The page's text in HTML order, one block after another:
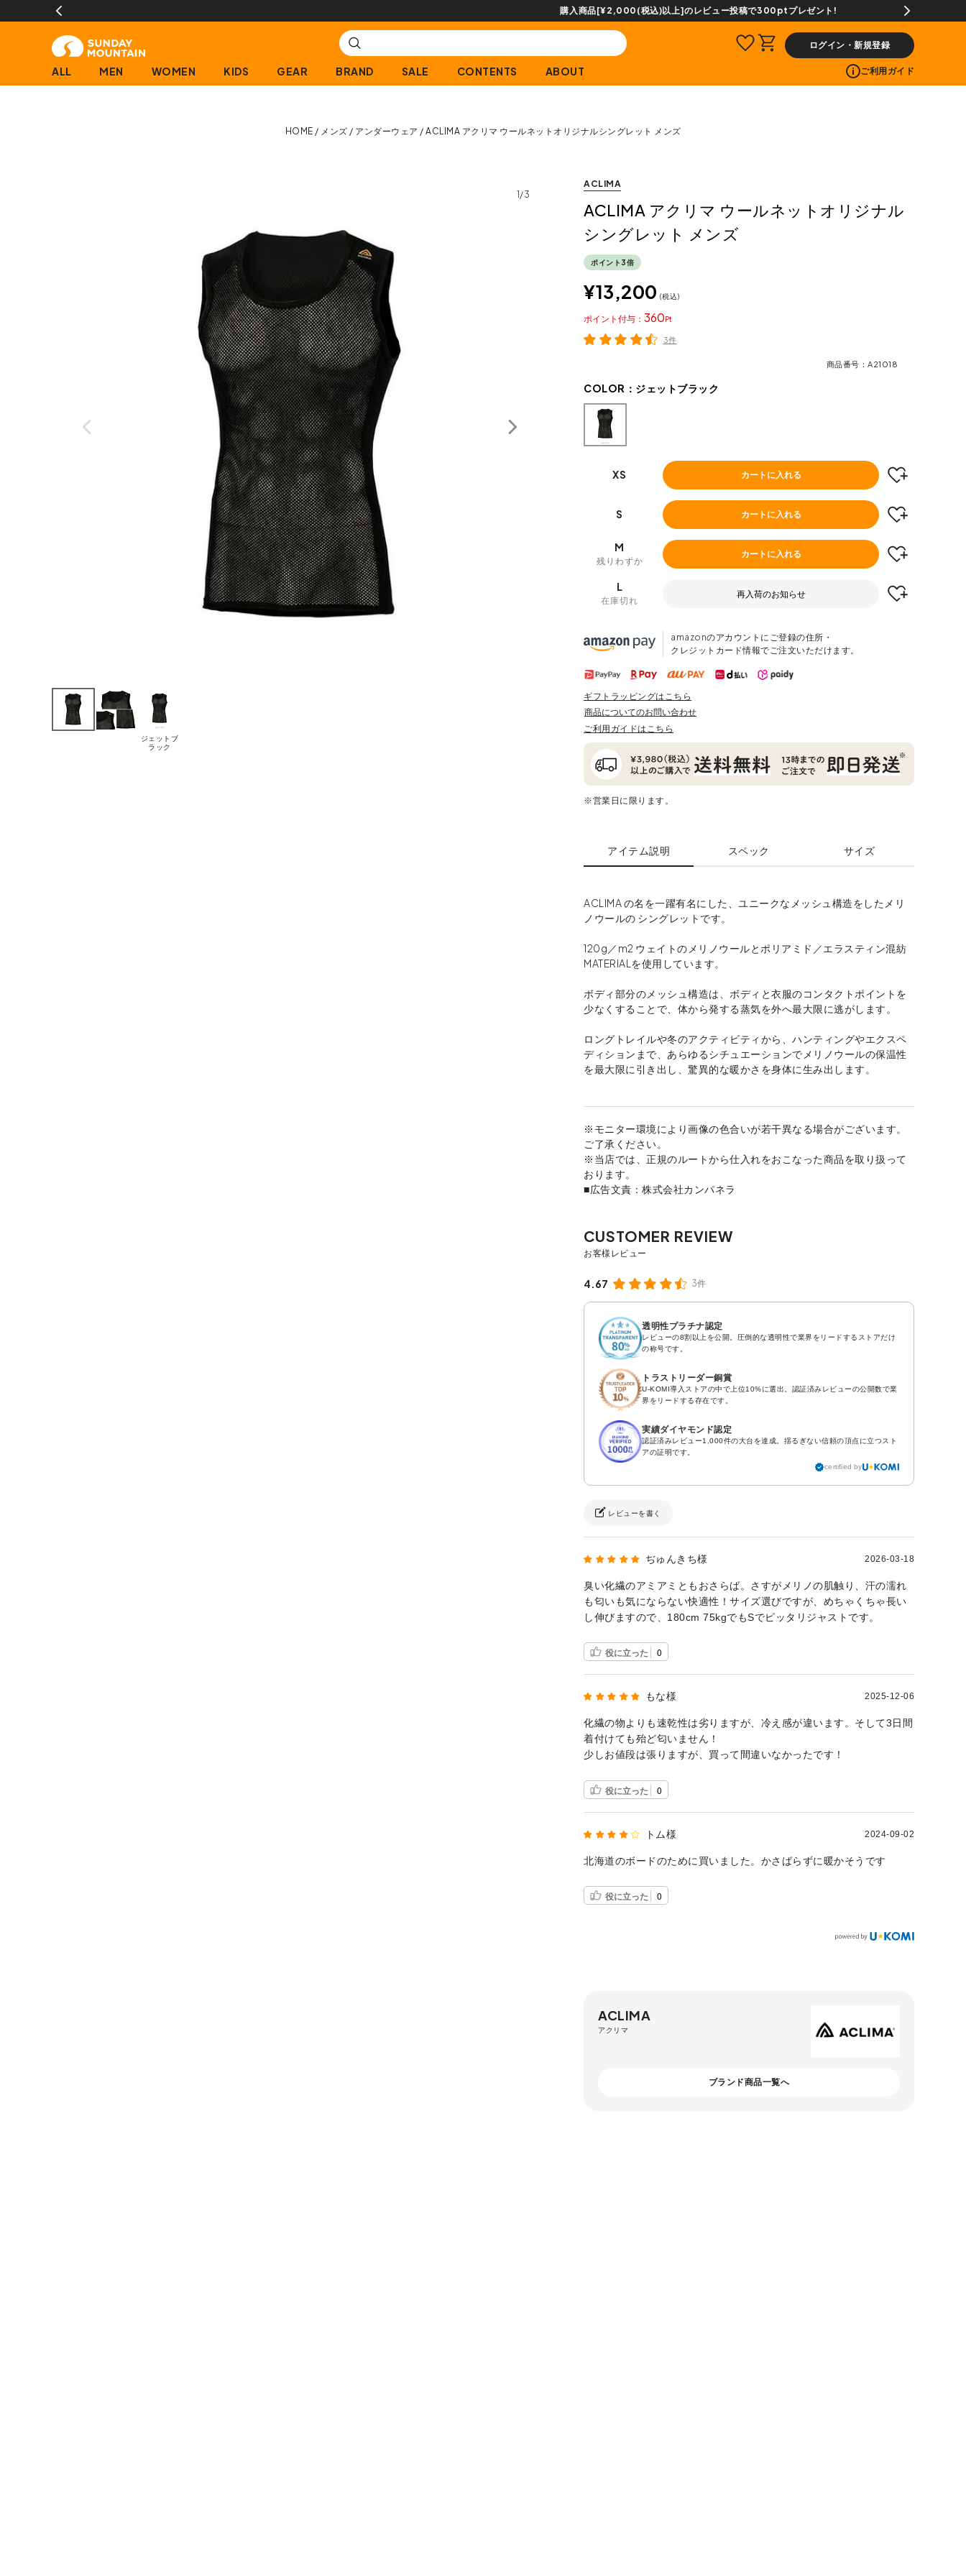
購入商品[¥2,000(税込)以上]のレビュー投稿で300ptプレゼント!
ログイン・新規登録
ALL MEN WOMEN KIDS GEAR BRAND SALE CONTENTS ABOUT ご利用ガイド
HOME メンズ アンダーウェア ACLIMA アクリマ ウールネットオリジナルシングレット メンズ
1/3
ジェットブ
ラック
ACLIMA
ACLIMA アクリマ ウールネットオリジナル
シングレット メンズ
ポイント3倍
¥13,200 税込
360
ポイント
3件
商品番号 A21018
COLOR： ジェットブラック
XS カートに入れる
S カートに入れる
M
残りわずか
カートに入れる
L
在庫切れ
再入荷のお知らせ
amazonのアカウントにご登録の住所・
クレジットカード情報でご注文いただけます。
ギフトラッピングはこちら
商品についてのお問い合わせ
ご利用ガイドはこちら
※営業日に限ります。
アイテム説明 スペック サイズ
ACLIMA の名を一躍有名にした、ユニークなメッシュ構造をしたメリ
ノウールの シングレットです。
120g／m2 ウェイトのメリノウールとポリアミド／エラスティン混紡
MATERIALを使用しています。
ボディ部分のメッシュ構造は、ボディと衣服のコンタクトポイントを
少なくすることで、体から発する蒸気を外へ最大限に逃がします。
ロングトレイルや冬のアクティビティから、ハンティングやエクスペ
ディションまで、あらゆるシチュエーションでメリノウールの保温性
を最大限に引き出し、驚異的な暖かさを身体に生み出します。
※モニター環境により画像の色合いが若干異なる場合がございます。
ご了承ください。
※当店では、正規のルートから仕入れをおこなった商品を取り扱って
おります。
■広告文責：株式会社カンパネラ
4.67 3件
透明性プラチナ認定
レビューの8割以上を公開。圧倒的な透明性で業界をリードするストアだけ
の称号です。
トラストリーダー銅賞
U-KOMI導入ストアの中で上位10%に選出。認証済みレビューの公開数で業
界をリードする存在です。
実績ダイヤモンド認定
認証済みレビュー1,000件の大台を達成。揺るぎない信頼の頂点に立つスト
アの証明です。
certified by
レビューを書く
ぢゅんきち様 2026-03-18
臭い化繊のアミアミともおさらば。さすがメリノの肌触り、汗の濡れ
も匂いも気にならない快適性！サイズ選びですが、めちゃくちゃ長い
し伸びますので、180cm 75kgでもSでピッタリジャストです。
役に立った 0
もな様 2025-12-06
化繊の物よりも速乾性は劣りますが、冷え感が違います。そして3日間
着付けても殆ど匂いません！
少しお値段は張りますが、買って間違いなかったです！
役に立った 0
トム様 2024-09-02
北海道のボードのために買いました。かさばらずに暖かそうです
役に立った 0
ACLIMA
アクリマ
ブランド商品一覧へ